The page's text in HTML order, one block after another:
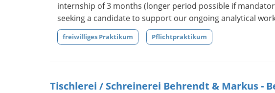
internship of 3 months (longer period possible if
seeking a candidate to support our ongoing analytical
freiwilliges Praktikum Pflichtpraktikum
Tischlerei / Schreinerei Behrendt & Markus -